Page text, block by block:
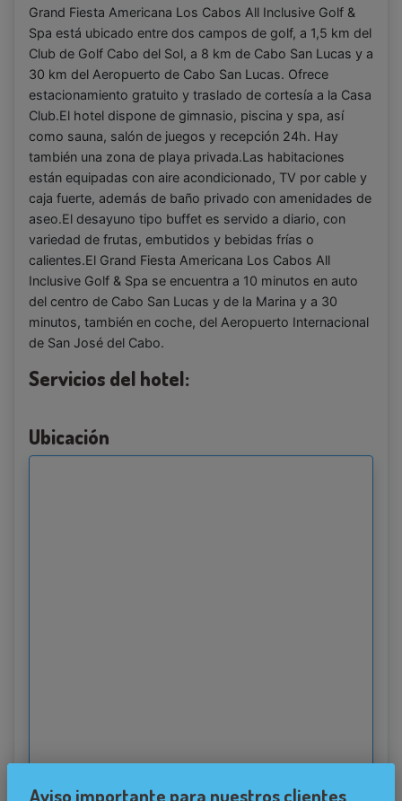
Grand Fiesta Americana Los Cabos All Inclusive Golf &
Spa está ubicado entre dos campos de golf, a 1,5 km del
Club de Golf Cabo del Sol, a 8 km de Cabo San Lucas y a
30 km del Aeropuerto de Cabo San Lucas. Ofrece
estacionamiento gratuito y traslado de cortesía a la Casa
Club.El hotel dispone de gimnasio, piscina y spa, así
como sauna, salón de juegos y recepción 24h. Hay
también una zona de playa privada.Las habitaciones
están equipadas con aire acondicionado, TV por cable y
caja fuerte, además de baño privado con amenidades de
aseo.El desayuno tipo buffet es servido a diario, con
variedad de frutas, embutidos y bebidas frías o
calientes.El Grand Fiesta Americana Los Cabos All
Inclusive Golf & Spa se encuentra a 10 minutos en auto
del centro de Cabo San Lucas y de la Marina y a 30
minutos, también en coche, del Aeropuerto Internacional
de San José del Cabo.
Servicios del hotel:
Ubicación
Aviso importante para nuestros clientes